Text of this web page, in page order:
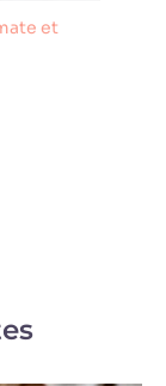
et